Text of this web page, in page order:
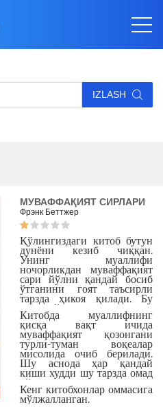
IZLASH
МУВАФФАҚИЯТ СИРЛАРИ
Фрэнк Беттжер
Қўлингиздаги китоб бутун
дунёни кезиб чиққан.
Унинг муаллифи
ночорликдан муваффақият
сари йўлни қандай босиб
ўтганини гоят таъсирли
тарзда ҳикоя қилади. Бу
одам ўз вақтида ишсиз
қолган, умидсизликка
тушган, азият чеккан, ҳатто
ўз жонига қасд қилишга
уринган. Хўш, у
чорасизлик, йўқчилик
комидан қай тарзда чиқиб
кетди? Қайси тамойиллар
омадга эришишига омил
бўлди?
Китобда муаллифнинг
қисқа вақт ичида
муваффақият қозонгани
турли-туман воқеалар
мисолида очиб берилади.
Шу аснода ҳар қандай
киши худди шу тарзда омад
чўққисига чиқиши
мумкинлиги уқтирилади.
Кенг китобхонлар оммасига
мўлжалланган.